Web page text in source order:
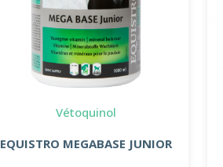
Vétoquinol
EQUISTRO MEGABASE JUNIOR